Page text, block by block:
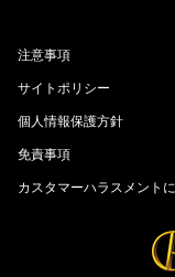
注意事項
サイトポリシー
個人情報保護方針
免責事項
カスタマーハラスメント